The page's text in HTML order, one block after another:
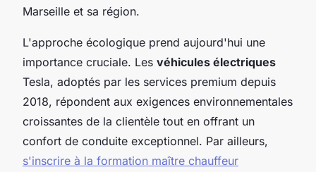
Marseille et sa région.
L'approche écologique prend aujourd'hui une
importance cruciale. Les véhicules électriques
Tesla, adoptés par les services premium depuis
2018, répondent aux exigences environnementales
croissantes de la clientèle tout en offrant un
confort de conduite exceptionnel. Par ailleurs,
s'inscrire à la formation maître chauffeur